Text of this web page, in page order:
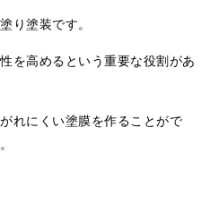
り塗装です。
を高めるという重要な役割があ
れにくい塗膜を作ることがで